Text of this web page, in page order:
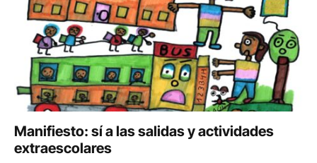
Manifiesto: sí a las salidas y actividades
extraescolares